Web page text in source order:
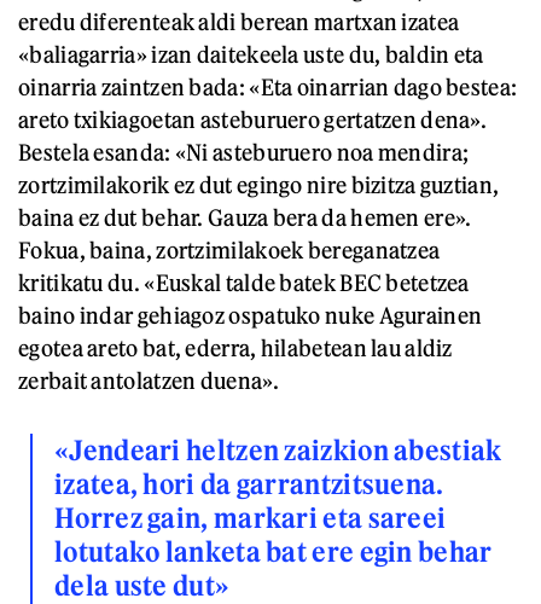
eredu diferenteak aldi berean martxan izatea
«baliagarria» izan daitekeela uste du, baldin eta
oinarria zaintzen bada: «Eta oinarrian dago bestea:
areto txikiagoetan asteburuero gertatzen dena».
Bestela esanda: «Ni asteburuero noa mendira;
zortzimilakorik ez dut egingo nire bizitza guztian,
baina ez dut behar. Gauza bera da hemen ere».
Fokua, baina, zortzimilakoek bereganatzea
kritikatu du. «Euskal talde batek BEC betetzea
baino indar gehiagoz ospatuko nuke Agurainen
egotea areto bat, ederra, hilabetean lau aldiz
zerbait antolatzen duena».
«Jendeari heltzen zaizkion abestiak
izatea, hori da garrantzitsuena.
Horrez gain, markari eta sareei
lotutako lanketa bat ere egin behar
dela uste dut»